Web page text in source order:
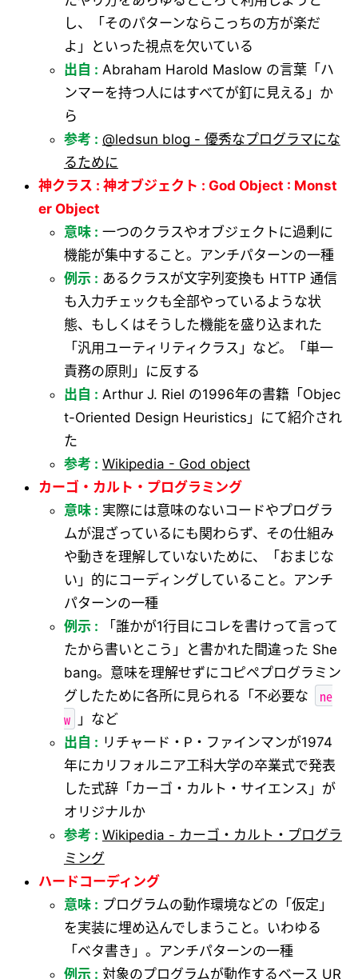
し、「そのパターンならこっちの方が楽だ
よ」といった視点を欠いている
出自 : Abraham Harold Maslow の言葉「ハ
ンマーを持つ人にはすべてが釘に見える」か
ら
参考 : @ledsun blog - 優秀なプログラマにな
るために
神クラス : 神オブジェクト : God Object : Monst
er Object
意味 : 一つのクラスやオブジェクトに過剰に
機能が集中すること。アンチパターンの一種
例示 : あるクラスが文字列変換も HTTP 通信
も入力チェックも全部やっているような状
態、もしくはそうした機能を盛り込まれた
「汎用ユーティリティクラス」など。「単一
責務の原則」に反する
出自 : Arthur J. Riel の1996年の書籍「Objec
t-Oriented Design Heuristics」にて紹介され
た
参考 : Wikipedia - God object
カーゴ・カルト・プログラミング
意味 : 実際には意味のないコードやプログラ
ムが混ざっているにも関わらず、その仕組み
や動きを理解していないために、「おまじな
い」的にコーディングしていること。アンチ
パターンの一種
例示 : 「誰かが1行目にコレを書けって言って
たから書いとこう」と書かれた間違った She
bang。意味を理解せずにコピペプログラミン
グしたために各所に見られる「不必要な
ne
w
」など
出自 : リチャード・P・ファインマンが1974
年にカリフォルニア工科大学の卒業式で発表
した式辞「カーゴ・カルト・サイエンス」が
オリジナルか
参考 : Wikipedia - カーゴ・カルト・プログラ
ミング
ハードコーディング
意味 : プログラムの動作環境などの「仮定」
を実装に埋め込んでしまうこと。いわゆる
「ベタ書き」。アンチパターンの一種
例示 : 対象のプログラムが動作するベース UR